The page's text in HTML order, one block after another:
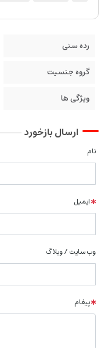
رده سنی
گروه جنسیت
ویژگی ها
ارسال بازخورد
نام
ایمیل
وب سایت / وبلاگ
پیغام